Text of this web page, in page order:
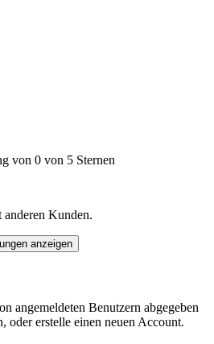
von 0 von 5 Sternen
Kunden.
anzeigen
angemeldeten Benutzern abgegeben
oder erstelle einen neuen Account.